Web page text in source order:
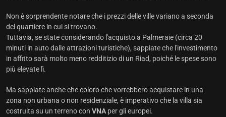
Non è sorprendente notare che i prezzi delle ville variano a seconda
del quartiere in cui si trovano.
Tuttavia, se state considerando l'acquisto a Palmeraie (circa 20
minuti in auto dalle attrazioni turistiche), sappiate che l'investimento
in affitto sarà molto meno redditizio di un Riad, poiché le spese sono
più elevate lì.
Ma sappiate anche che coloro che vorrebbero acquistare in una
zona non urbana o non residenziale, è imperativo che la villa sia
costruita su un terreno con VNA per gli europei.